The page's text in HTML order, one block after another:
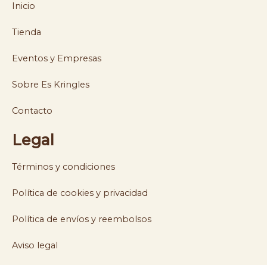
Inicio
Tienda
Eventos y Empresas
Sobre Es Kringles
Contacto
Legal
Términos y condiciones
Política de cookies y privacidad
Política de envíos y reembolsos
Aviso legal